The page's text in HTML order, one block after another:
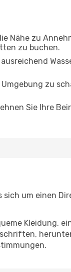
Nähe zu
zu buchen.
zu
Sie Ihre
um einen
Kleidung,